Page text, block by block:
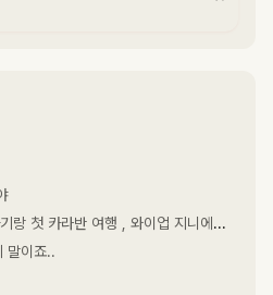
8개월 아기 육아 브이로그 | 아기랑 첫 카라반 여행 , 와이업 지니에스3 휴대용 유모차 실사용 후기 🏻, 첫 시판 이유식 도전
말이죠..